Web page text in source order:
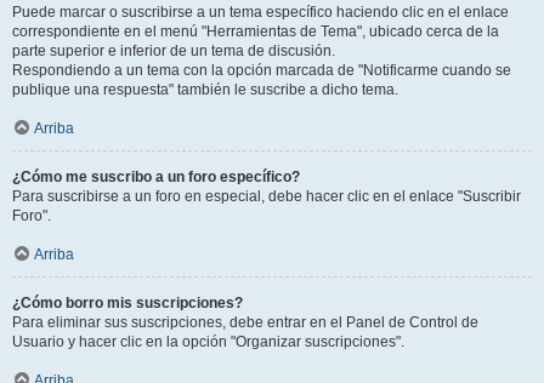
Puede marcar o suscribirse a un tema específico haciendo clic en el enlace
correspondiente en el menú "Herramientas de Tema", ubicado cerca de la
parte superior e inferior de un tema de discusión.
Respondiendo a un tema con la opción marcada de "Notificarme cuando se
publique una respuesta" también le suscribe a dicho tema.
Arriba
¿Cómo me suscribo a un foro específico?
Para suscribirse a un foro en especial, debe hacer clic en el enlace "Suscribir
Foro".
Arriba
¿Cómo borro mis suscripciones?
Para eliminar sus suscripciones, debe entrar en el Panel de Control de
Usuario y hacer clic en la opción "Organizar suscripciones".